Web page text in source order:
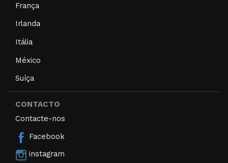
França
Irlanda
Itália
México
Suíça
CONTACTO
Contacte-nos
Facebook
instagram